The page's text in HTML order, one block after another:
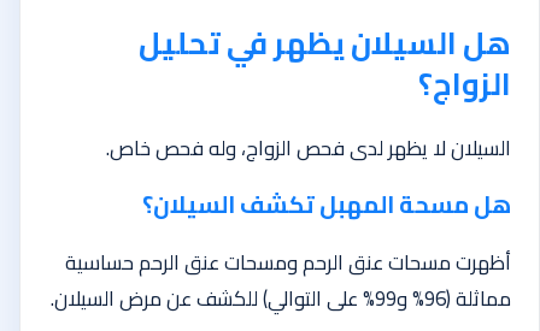
هل السيلان يظهر في تحليل
الزواج؟
السيلان لا يظهر لدى فحص الزواج، وله فحص خاص.
هل مسحة المهبل تكشف السيلان؟
أظهرت مسحات عنق الرحم ومسحات عنق الرحم حساسية
مماثلة (96% و99% على التوالي) للكشف عن مرض السيلان.